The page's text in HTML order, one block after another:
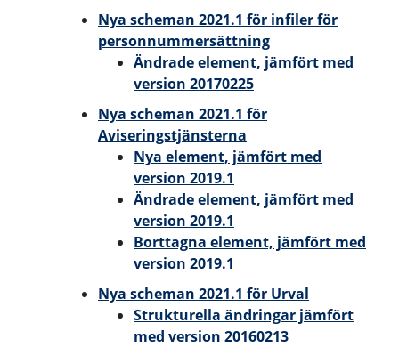
Nya scheman 2021.1 för infiler för
personnummersättning
Ändrade element, jämfört med
version 20170225
Nya scheman 2021.1 för
Aviseringstjänsterna
Nya element, jämfört med
version 2019.1
Ändrade element, jämfört med
version 2019.1
Borttagna element, jämfört med
version 2019.1
Nya scheman 2021.1 för Urval
Strukturella ändringar jämfört
med version 20160213